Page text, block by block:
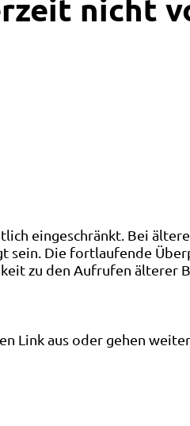
nicht
eingeschränkt. Bei
sein. Die fortlaufende
zu den Aufrufen älterer
Link aus oder gehen